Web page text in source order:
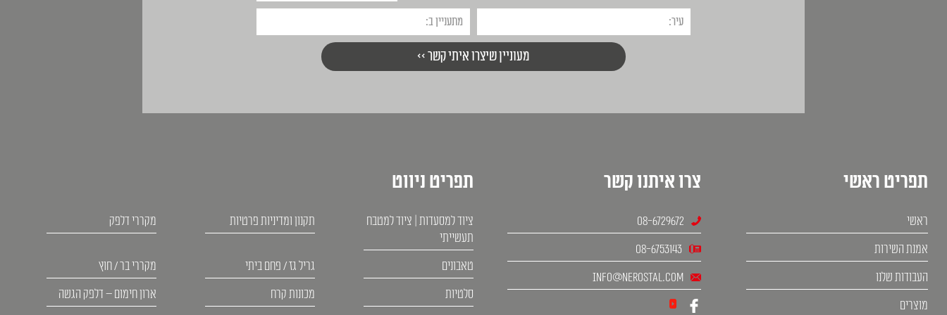
תפריט ראשי
ראשי
אמנת השירות
העבודות שלנו
מוצרים
צרו איתנו קשר
08-6729672
08-6753143
info@nerostal.com
תפריט ניווט
ציוד למסעדות | ציוד למטבח
תעשייתי
תקנון ומדיניות פרטיות מקררי דלפק
טאבונים גריל גז / פחם ביתי
מקררי בר / חוץ
סלטיות
מכונות קרח
ארון חימום – דלפק הגשה